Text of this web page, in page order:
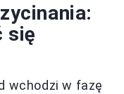
się
wchodzi w fazę